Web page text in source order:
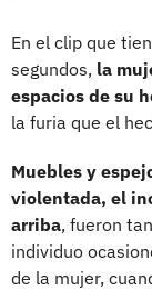
En el clip que
segundos, la
espacios de su
la furia que el
Muebles y
violentada, el
arriba, fueron
individuo
de la mujer,